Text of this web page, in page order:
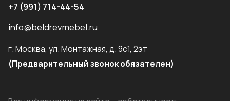
+7 (991) 714-44-54
info@beldrevmebel.ru
г. Москва, ул. Монтажная, д. 9с1, 2эт
(Предварительный звонок обязателен)